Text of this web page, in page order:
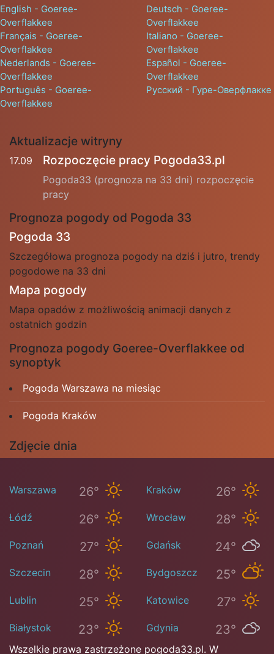
English - Goeree-
Overflakkee
Deutsch - Goeree-
Overflakkee
Français - Goeree-
Overflakkee
Italiano - Goeree-
Overflakkee
Nederlands - Goeree-
Overflakkee
Español - Goeree-
Overflakkee
Português - Goeree-
Overflakkee
Русский - Гуре-Оверфлакке
Aktualizacje witryny
17.09 Rozpoczęcie pracy Pogoda33.pl
Pogoda33 (prognoza na 33 dni) rozpoczęcie
pracy
Prognoza pogody od Pogoda 33
Pogoda 33
Szczegółowa prognoza pogody na dziś i jutro, trendy
pogodowe na 33 dni
Mapa pogody
Mapa opadów z możliwością animacji danych z
ostatnich godzin
Prognoza pogody Goeree-Overflakkee od
synoptyk
Pogoda Warszawa na miesiąc
Pogoda Kraków
Zdjęcie dnia
Warszawa 26° Kraków 26°
Łódź 26° Wrocław 28°
Poznań 27° Gdańsk 24°
Szczecin 28° Bydgoszcz 25°
Lublin 25° Katowice 27°
Białystok 23° Gdynia 23°
Wszelkie prawa zastrzeżone pogoda33.pl. W